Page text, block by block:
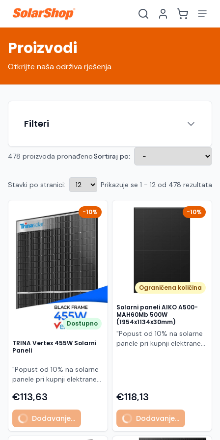
Hrvatski EN
Crnogorski
MK Македонски
Proizvodi
Otkrijte naša održiva rješenja
Filteri
478 proizvoda pronađenoSortiraj po:
Stavki po stranici: Prikazuje se 1 - 12 od 478 rezultata
-10%
Dostupno
TRINA Vertex 455W Solarni
Paneli
"Popust od 10% na solarne
panele pri kupnji elektrane
Model TSM-455NEG9R.28
predstavlja napredni
glass/glass N-type solarni
modul s visokom
učinkovitošću, dugim
€113,63
Dodavanje...
-10%
Ograničena količina
Solarni paneli AIKO A500-
MAH60Mb 500W
(1954x1134x30mm)
"Popust od 10% na solarne
panele pri kupnji elektrane
500 W iz Neostar 2S serije,
baziran na naprednoj N-
type ABC (All Back Contact)
tehnologiji. Ovaj panel je
namijenjen za moderne
€118,13
Dodavanje...